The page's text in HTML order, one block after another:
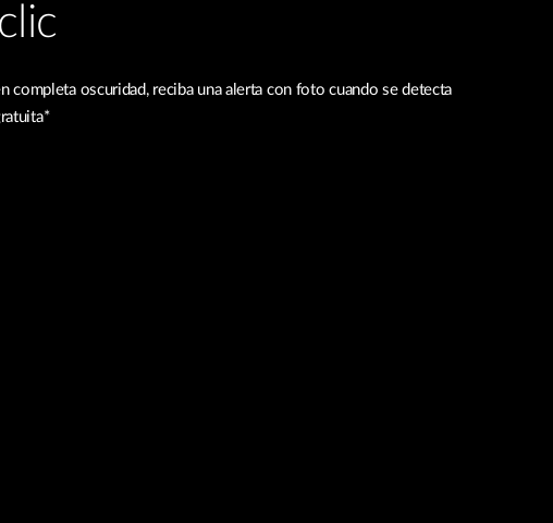
completa oscuridad, reciba una alerta con foto cuando se detecta